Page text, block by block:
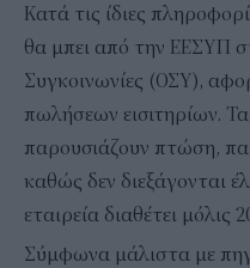
Κατά τις ίδιες
θα μπει από την ΕΕΣΥΠ
Συγκοινωνίες (ΟΣΥ),
πωλήσεων εισιτηρίων.
παρουσιάζουν πτώση,
καθώς δεν διεξάγονται
εταιρεία διαθέτει μόλις
Σύμφωνα μάλιστα με